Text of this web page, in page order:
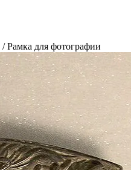
/ Рамка для фотографии